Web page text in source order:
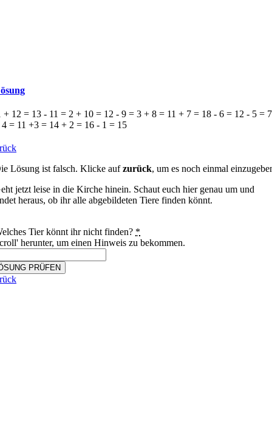
12 = 13 - 11 = 2 + 10 = 12 - 9 = 3 + 8 = 11 + 7 = 18 - 6 = 12 - 5 = 7
4 = 11 +3 = 14 + 2 = 16 - 1 = 15
Lösung ist falsch. Klicke aufzurück, um es noch einmal
jetzt leise in die Kirche hinein. Schaut euch hier genau um und
heraus, ob ihr alle abgebildeten Tiere finden könnt.
Tier könnt ihr nicht finden? *
herunter, um einen Hinweis zu bekommen.
PRÜFEN